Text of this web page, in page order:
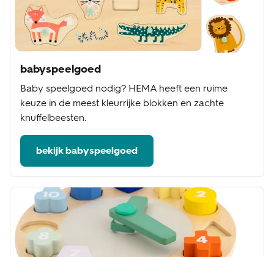
babyspeelgoed
Baby speelgoed nodig? HEMA heeft een ruime
keuze in de meest kleurrijke blokken en zachte
knuffelbeesten.
bekijk babyspeelgoed